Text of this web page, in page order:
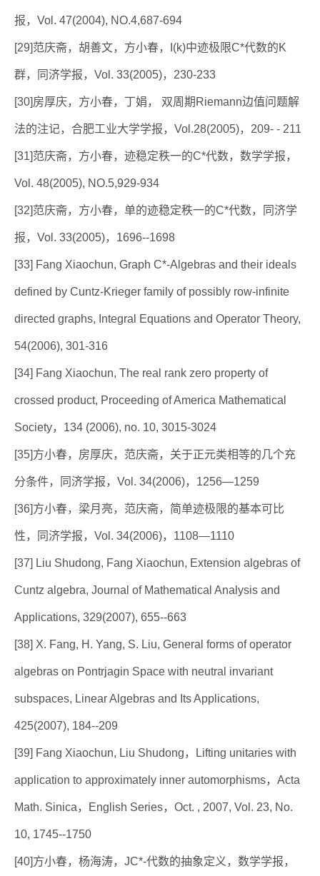
报，Vol. 47(2004), NO.4,687-694
[29]范庆斋，胡善文，方小春，I(k)中迹极限C*代数的K
群，同济学报，Vol. 33(2005)，230-233
[30]房厚庆，方小春，丁娟， 双周期Riemann边值问题解
法的注记，合肥工业大学学报，Vol.28(2005)，209- - 211
[31]范庆斋，方小春，迹稳定秩一的C*代数，数学学报，
Vol. 48(2005), NO.5,929-934
[32]范庆斋，方小春，单的迹稳定秩一的C*代数，同济学
报，Vol. 33(2005)，1696--1698
[33] Fang Xiaochun, Graph C*-Algebras and their ideals
defined by Cuntz-Krieger family of possibly row-infinite
directed graphs, Integral Equations and Operator Theory,
54(2006), 301-316
[34] Fang Xiaochun, The real rank zero property of
crossed product, Proceeding of America Mathematical
Society，134 (2006), no. 10, 3015-3024
[35]方小春，房厚庆，范庆斋，关于正元类相等的几个充
分条件，同济学报，Vol. 34(2006)，1256—1259
[36]方小春，梁月亮，范庆斋，简单迹极限的基本可比
性，同济学报，Vol. 34(2006)，1108—1110
[37] Liu Shudong, Fang Xiaochun, Extension algebras of
Cuntz algebra, Journal of Mathematical Analysis and
Applications, 329(2007), 655--663
[38] X. Fang, H. Yang, S. Liu, General forms of operator
algebras on Pontrjagin Space with neutral invariant
subspaces, Linear Algebras and Its Applications,
425(2007), 184--209
[39] Fang Xiaochun, Liu Shudong，Lifting unitaries with
application to approximately inner automorphisms，Acta
Math. Sinica，English Series，Oct. , 2007, Vol. 23, No.
10, 1745--1750
[40]方小春，杨海涛，JC*-代数的抽象定义，数学学报，